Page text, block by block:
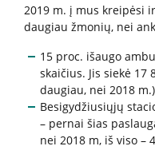
Renginiai
Įvykiai
Apie mus
2019 m. į mus kreipėsi
daugiau žmonių, nei
15 proc. išaugo
skaičius. Jis siekė 17
daugiau, nei 2018
Besigydžiusiųjų
– pernai šias
nei 2018 m, iš viso –